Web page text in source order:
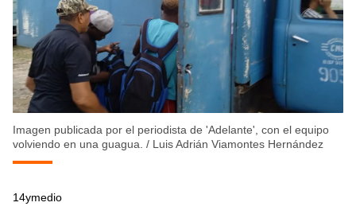
Imagen publicada por el periodista de 'Adelante', con el equipo
volviendo en una guagua. / Luis Adrián Viamontes Hernández
14ymedio